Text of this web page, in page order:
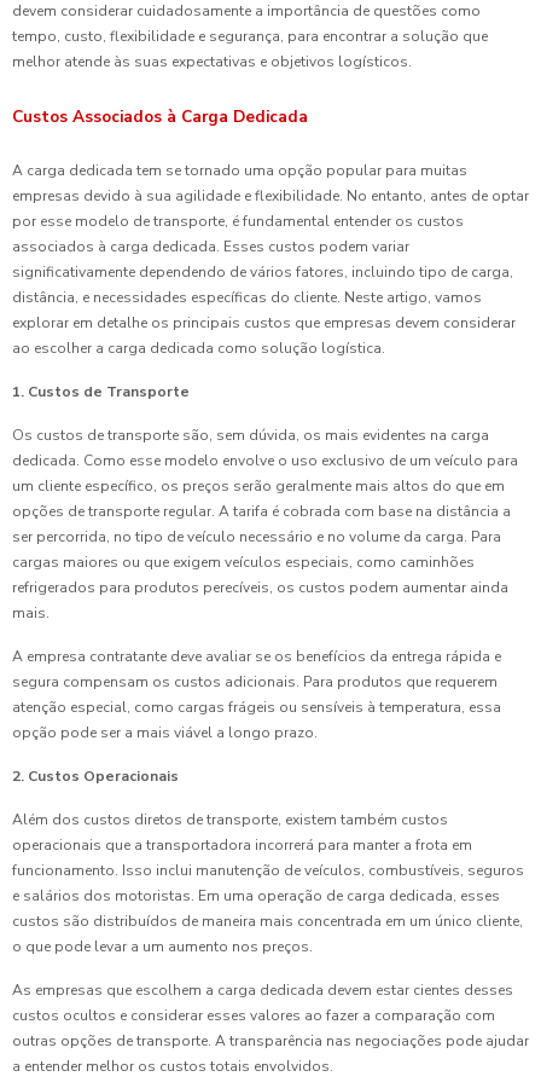
devem considerar cuidadosamente a importância de questões como
tempo, custo, flexibilidade e segurança, para encontrar a solução que
melhor atende às suas expectativas e objetivos logísticos.
Custos Associados à Carga Dedicada
A carga dedicada tem se tornado uma opção popular para muitas
empresas devido à sua agilidade e flexibilidade. No entanto, antes de optar
por esse modelo de transporte, é fundamental entender os custos
associados à carga dedicada. Esses custos podem variar
significativamente dependendo de vários fatores, incluindo tipo de carga,
distância, e necessidades específicas do cliente. Neste artigo, vamos
explorar em detalhe os principais custos que empresas devem considerar
ao escolher a carga dedicada como solução logística.
1. Custos de Transporte
Os custos de transporte são, sem dúvida, os mais evidentes na carga
dedicada. Como esse modelo envolve o uso exclusivo de um veículo para
um cliente específico, os preços serão geralmente mais altos do que em
opções de transporte regular. A tarifa é cobrada com base na distância a
ser percorrida, no tipo de veículo necessário e no volume da carga. Para
cargas maiores ou que exigem veículos especiais, como caminhões
refrigerados para produtos perecíveis, os custos podem aumentar ainda
mais.
A empresa contratante deve avaliar se os benefícios da entrega rápida e
segura compensam os custos adicionais. Para produtos que requerem
atenção especial, como cargas frágeis ou sensíveis à temperatura, essa
opção pode ser a mais viável a longo prazo.
2. Custos Operacionais
Além dos custos diretos de transporte, existem também custos
operacionais que a transportadora incorrerá para manter a frota em
funcionamento. Isso inclui manutenção de veículos, combustíveis, seguros
e salários dos motoristas. Em uma operação de carga dedicada, esses
custos são distribuídos de maneira mais concentrada em um único cliente,
o que pode levar a um aumento nos preços.
As empresas que escolhem a carga dedicada devem estar cientes desses
custos ocultos e considerar esses valores ao fazer a comparação com
outras opções de transporte. A transparência nas negociações pode ajudar
a entender melhor os custos totais envolvidos.